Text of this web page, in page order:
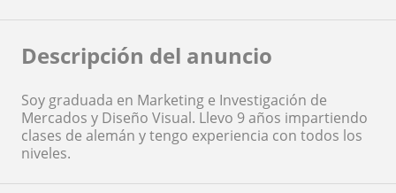
Descripción del anuncio
Soy graduada en Marketing e Investigación de
Mercados y Diseño Visual. Llevo 9 años impartiendo
clases de alemán y tengo experiencia con todos los
niveles.